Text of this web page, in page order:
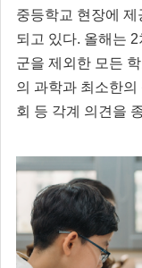
중등학교 현장에
되고 있다. 올해는
군을 제외한 모든
의 과학과 최소한
회 등 각계 의견을